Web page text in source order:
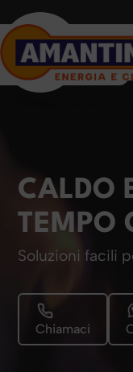
CALDO
TEMPO
Soluzioni facili
Chiamaci